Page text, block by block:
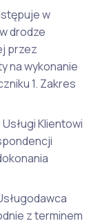
w
drodze
przez
na wykonanie
1. Zakres
Klientowi
z terminem